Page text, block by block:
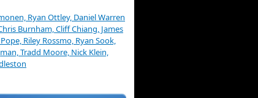
Ryan Ottley, Daniel Warren
Burnham, Cliff Chiang, James
Riley Rossmo, Ryan Sook,
Tradd Moore, Nick Klein,